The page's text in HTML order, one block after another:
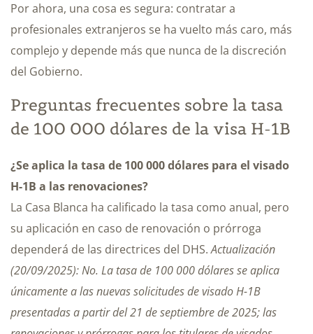
Por ahora, una cosa es segura: contratar a
profesionales extranjeros se ha vuelto más caro, más
complejo y depende más que nunca de la discreción
del Gobierno.
Preguntas frecuentes sobre la tasa
de 100 000 dólares de la visa H-1B
¿Se aplica la tasa de 100 000 dólares para el visado
H-1B a las renovaciones?
La Casa Blanca ha calificado la tasa como anual, pero
su aplicación en caso de renovación o prórroga
dependerá de las directrices del DHS.Actualización
(20/09/2025): No. La tasa de 100 000 dólares se aplica
únicamente a las nuevas solicitudes de visado H-1B
presentadas a partir del 21 de septiembre de 2025; las